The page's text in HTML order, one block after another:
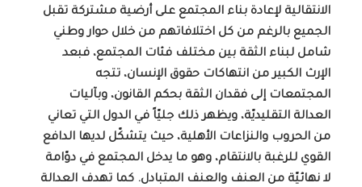
الانتقالية لإعادة بناء المجتمع على أرضية مشتركة تقبل
الجميع بالرغم من كل اختلافاتهم من خلال حوار وطني
شامل لبناء الثقة بين مختلف فئات المجتمع، فبعد
الإرث الكبير من انتهاكات حقوق الإنسان، تتجه
المجتمعات إلى فقدان الثقة بحكم القانون، وبآليات
العدالة التقليديّة، ويظهر ذلك جليّاً في الدول التي تعاني
من الحروب والنزاعات الأهلية، حيث يتشكّل لديها الدافع
القوي للرغبة بالانتقام، وهو ما يدخل المجتمع في دوّامة
لا نهائيّة من العنف والعنف المتبادل. كما تهدف العدالة